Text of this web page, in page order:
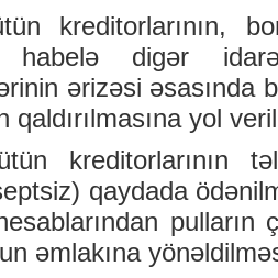
kreditorlarının,
habelə digər
ərizəsi əsasında
qaldırılmasına yol
kreditorlarının
qaydada
pulların
əmlakına